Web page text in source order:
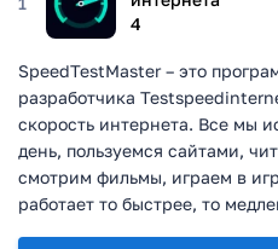
4
SpeedTestMaster – это
разработчика
скорость интернета. Все мы
день, пользуемся сайтами,
смотрим фильмы, играем в
работает то быстрее, то